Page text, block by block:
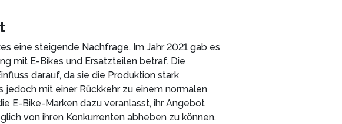
eine steigende Nachfrage. Im Jahr 2021 gab es
mit E-Bikes und Ersatzteilen betraf. Die
darauf, da sie die Produktion stark
jedoch mit einer Rückkehr zu einem normalen
E-Bike-Marken dazu veranlasst, ihr Angebot
von ihren Konkurrenten abheben zu können.